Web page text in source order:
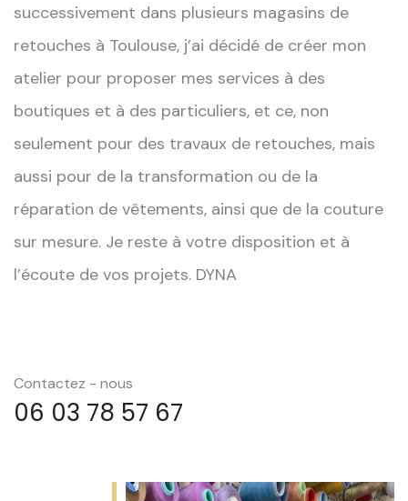
successivement dans plusieurs magasins de
retouches à Toulouse, j’ai décidé de créer mon
atelier pour proposer mes services à des
boutiques et à des particuliers, et ce, non
seulement pour des travaux de retouches, mais
aussi pour de la transformation ou de la
réparation de vêtements, ainsi que de la couture
sur mesure. Je reste à votre disposition et à
l’écoute de vos projets. DYNA
Contactez - nous
06 03 78 57 67